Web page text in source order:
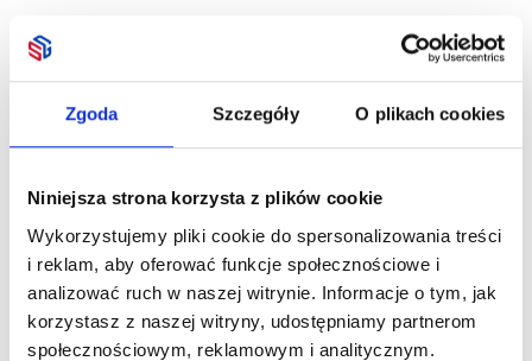
Zgoda Szczegóły O plikach cookies
Niniejsza strona korzysta z plików cookie
Wykorzystujemy pliki cookie do spersonalizowania treści
i reklam, aby oferować funkcje społecznościowe i
analizować ruch w naszej witrynie. Informacje o tym, jak
korzystasz z naszej witryny, udostępniamy partnerom
społecznościowym, reklamowym i analitycznym.